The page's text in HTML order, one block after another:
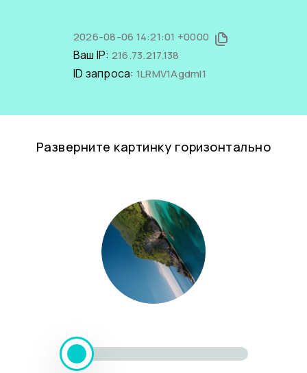
2026-08-06 14:21:01 +0000
Ваш IP: 216.73.217.138
ID запроса: 1LRMV1AgdmI1
Разверните картинку горизонтально